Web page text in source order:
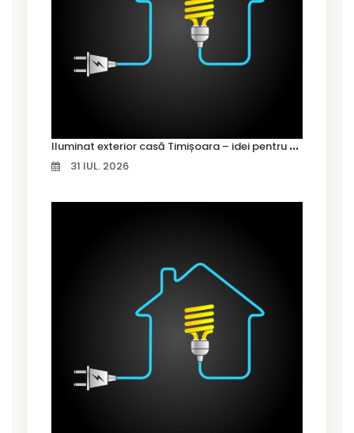
I
luminat exterior casă Timișoara – idei pentru siguranță și confort
31 IUL. 2026